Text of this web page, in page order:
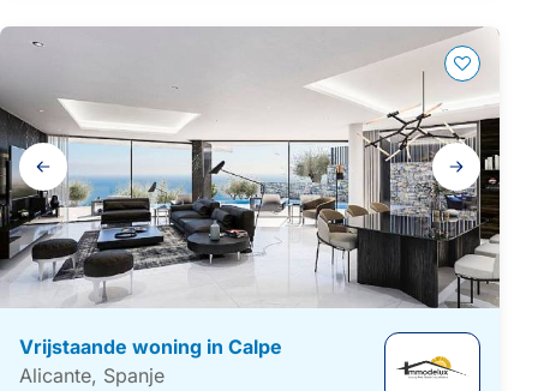
Galerij
navigatie
Vrijstaande woning in Calpe
Alicante, Spanje